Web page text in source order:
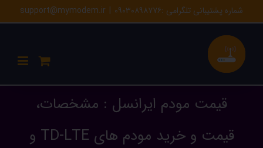
to
content
شماره پشتیبانی تلگرامی :۰۹۰۳۰۸۹۸۷۷۶ |
support@mymodem.ir
قیمت مودم ایرانسل : مشخصات،
قیمت و خرید مودم های TD-LTE و